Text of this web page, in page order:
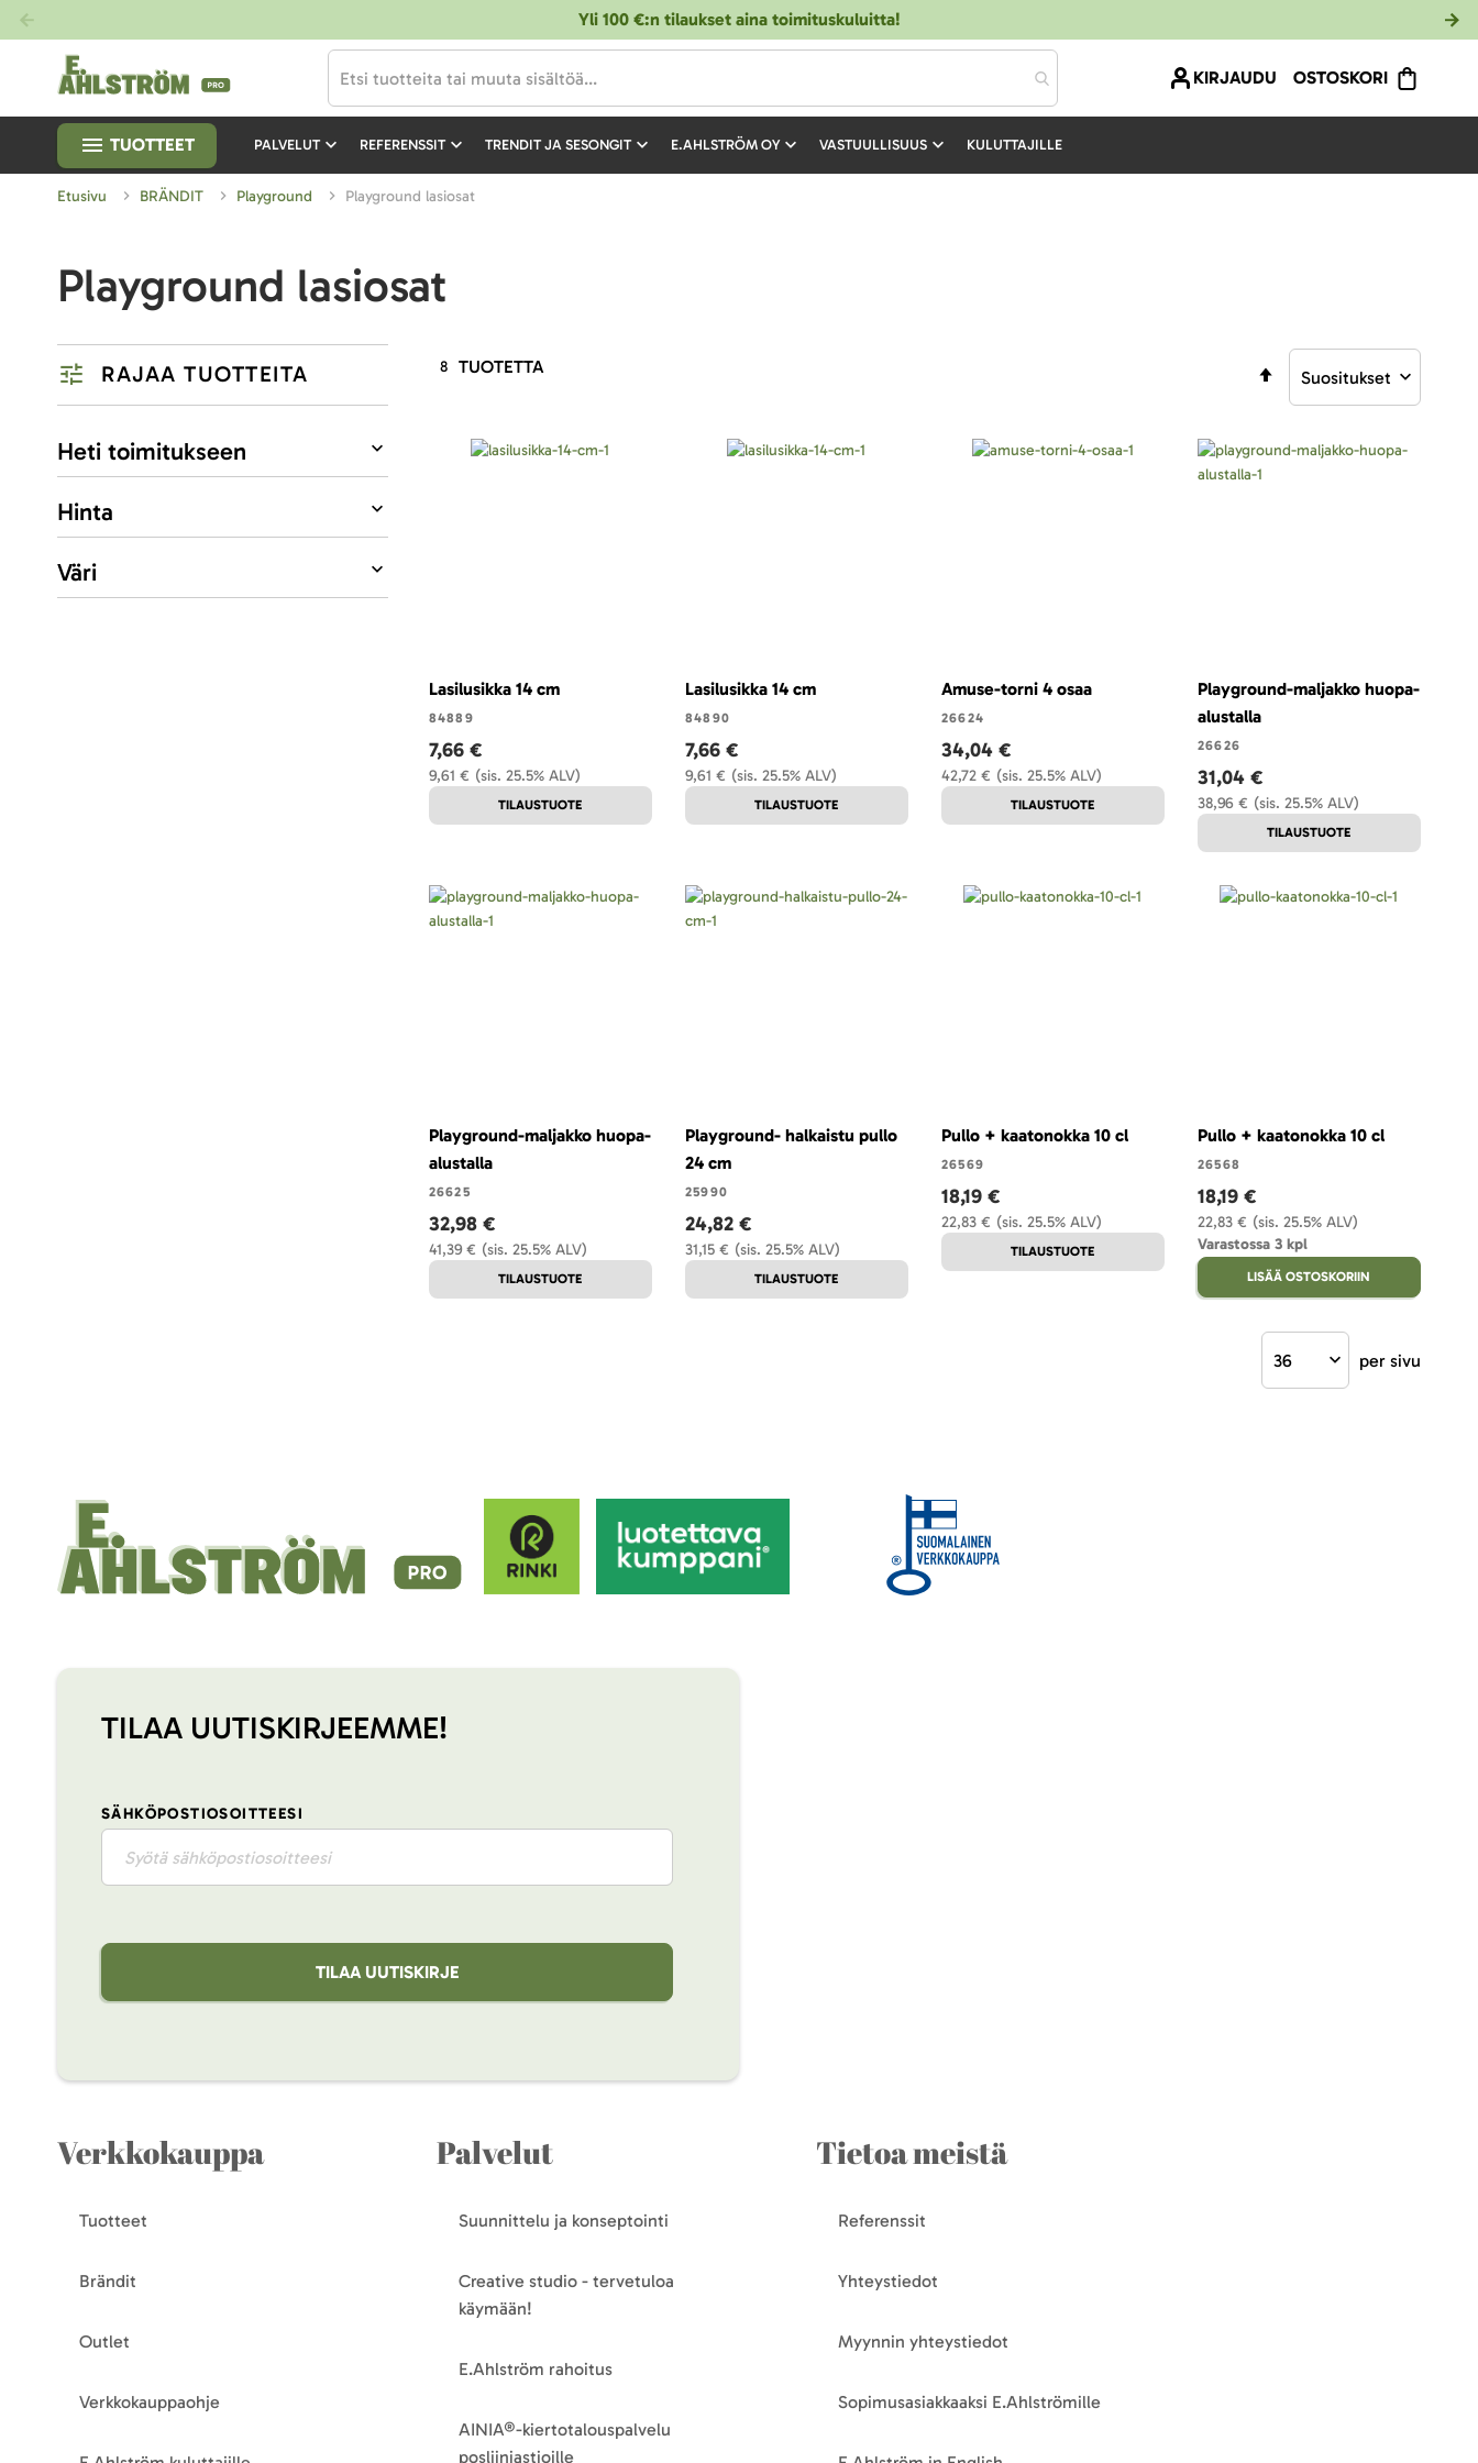
Yli 100 €:n tilaukset aina toimituskuluitta!
KIRJAUDU OSTOSKORI
TUOTTEET PALVELUT REFERENSSIT TRENDIT JA SESONGIT E.AHLSTRÖM OY VASTUULLISUUS KULUTTAJILLE
Etusivu BRÄNDIT Playground Playground lasiosat
Playground lasiosat
8 TUOTETTA
Aseta
laskevaan
Lasilusikka 14 cm
84889
(sis. 25.5% ALV)
9,61 €
7,66 €
TILAUSTUOTE
Lasilusikka 14 cm
84890
(sis. 25.5% ALV)
9,61 €
7,66 €
TILAUSTUOTE
Amuse-torni 4 osaa
26624
(sis. 25.5% ALV)
42,72 €
34,04 €
TILAUSTUOTE
Playground-maljakko huopa-
alustalla
26626
(sis. 25.5% ALV)
38,96 €
31,04 €
TILAUSTUOTE
Playground-maljakko huopa-
alustalla
26625
(sis. 25.5% ALV)
41,39 €
32,98 €
TILAUSTUOTE
Playground- halkaistu pullo
24 cm
25990
(sis. 25.5% ALV)
31,15 €
24,82 €
TILAUSTUOTE
Pullo + kaatonokka 10 cl
26569
(sis. 25.5% ALV)
22,83 €
18,19 €
TILAUSTUOTE
Pullo + kaatonokka 10 cl
26568
(sis. 25.5% ALV)
22,83 €
18,19 €
Varastossa 3 kpl
LISÄÄ OSTOSKORIIN
per sivu
RAJAA TUOTTEITA
Listausvalinnat
Heti toimitukseen
Hinta
Väri
TILAA UUTISKIRJEEMME!
SÄHKÖPOSTIOSOITTEESI
TILAA UUTISKIRJE
Verkkokauppa
Tuotteet
Brändit
Outlet
Verkkokauppaohje
Palvelut
Suunnittelu ja konseptointi
Creative studio - tervetuloa
käymään!
E.Ahlström rahoitus
AINIA®-kiertotalouspalvelu
posliiniastioille
Tietoa meistä
Referenssit
Yhteystiedot
Myynnin yhteystiedot
Sopimusasiakkaaksi E.Ahlströmille